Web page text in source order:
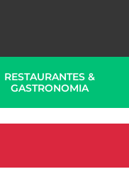
RESTAURANTES &
GASTRONOMIA